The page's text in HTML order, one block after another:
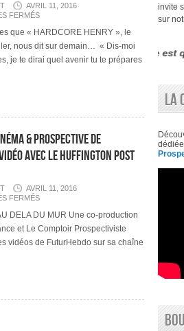
AVRIL 11, 2016
FERMÉSSUR
HENRY
«
LA
VIE
HUFFINGTON
POST
|
LA
SF
DIT
SUR
DEMAIN
que « HARDCORE HENRY », le
nous dit sur demain… « Dis-moi
je te dirai quel avenir tu te prépares
& Prospective de
avec le Huffington Post
AVRIL 11, 2016
FERMÉSSUR
CHRONIQUE
&
PROSPECTIVE
DE
DELA DU MUR Une co-production
et Le Comptoir Prospectiviste
vidéos de FuturHebdo sur sa chaîne
invite
sur
et la prospective est que
LA